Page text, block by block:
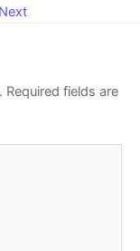
Next
Required fields are